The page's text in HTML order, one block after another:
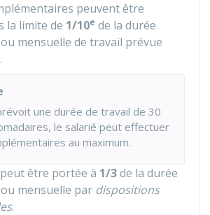
peuvent être
la limite de 1/10e de la durée
mensuelle de travail prévue
une durée de travail de 30
le salarié peut effectuer
au maximum.
être portée à 1/3de la durée
mensuelle par dispositions
.